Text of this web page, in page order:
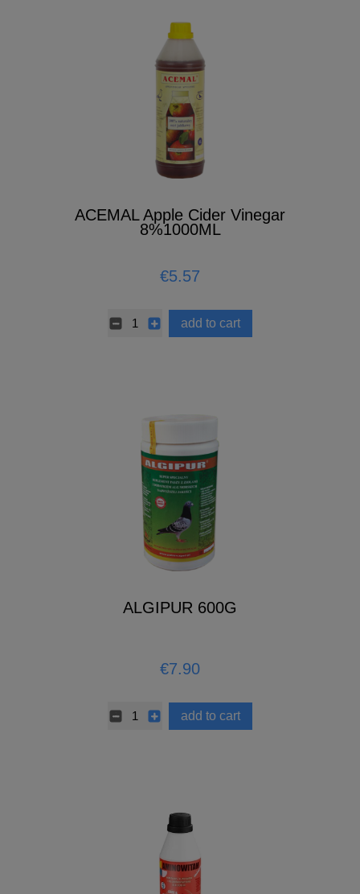
ACEMAL Apple Cider Vinegar
8%1000ML
€5.57
add to cart
ALGIPUR 600G
€7.90
add to cart